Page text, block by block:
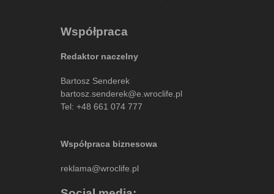
Współpraca
Redaktor naczelny
Bartosz Senderek
bartosz.senderek@e.wroclife.pl
Tel: +48 661 074 777
Współpraca biznesowa
reklama@wroclife.pl